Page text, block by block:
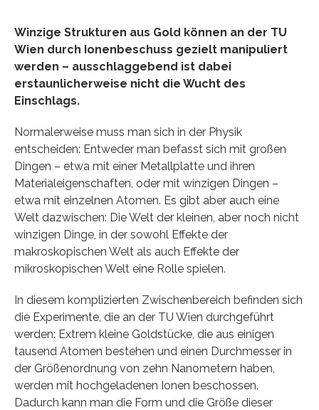
Winzige Strukturen aus Gold können an der TU
Wien durch Ionenbeschuss gezielt manipuliert
werden – ausschlaggebend ist dabei
erstaunlicherweise nicht die Wucht des
Einschlags.
Normalerweise muss man sich in der Physik
entscheiden: Entweder man befasst sich mit großen
Dingen – etwa mit einer Metallplatte und ihren
Materialeigenschaften, oder mit winzigen Dingen –
etwa mit einzelnen Atomen. Es gibt aber auch eine
Welt dazwischen: Die Welt der kleinen, aber noch nicht
winzigen Dinge, in der sowohl Effekte der
makroskopischen Welt als auch Effekte der
mikroskopischen Welt eine Rolle spielen.
In diesem komplizierten Zwischenbereich befinden sich
die Experimente, die an der TU Wien durchgeführt
werden: Extrem kleine Goldstücke, die aus einigen
tausend Atomen bestehen und einen Durchmesser in
der Größenordnung von zehn Nanometern haben,
werden mit hochgeladenen Ionen beschossen.
Dadurch kann man die Form und die Größe dieser